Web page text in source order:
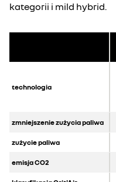
kategorii i mild hybrid.
technologia
zmniejszenie zużycia paliwa
zużycie paliwa
emisja CO2